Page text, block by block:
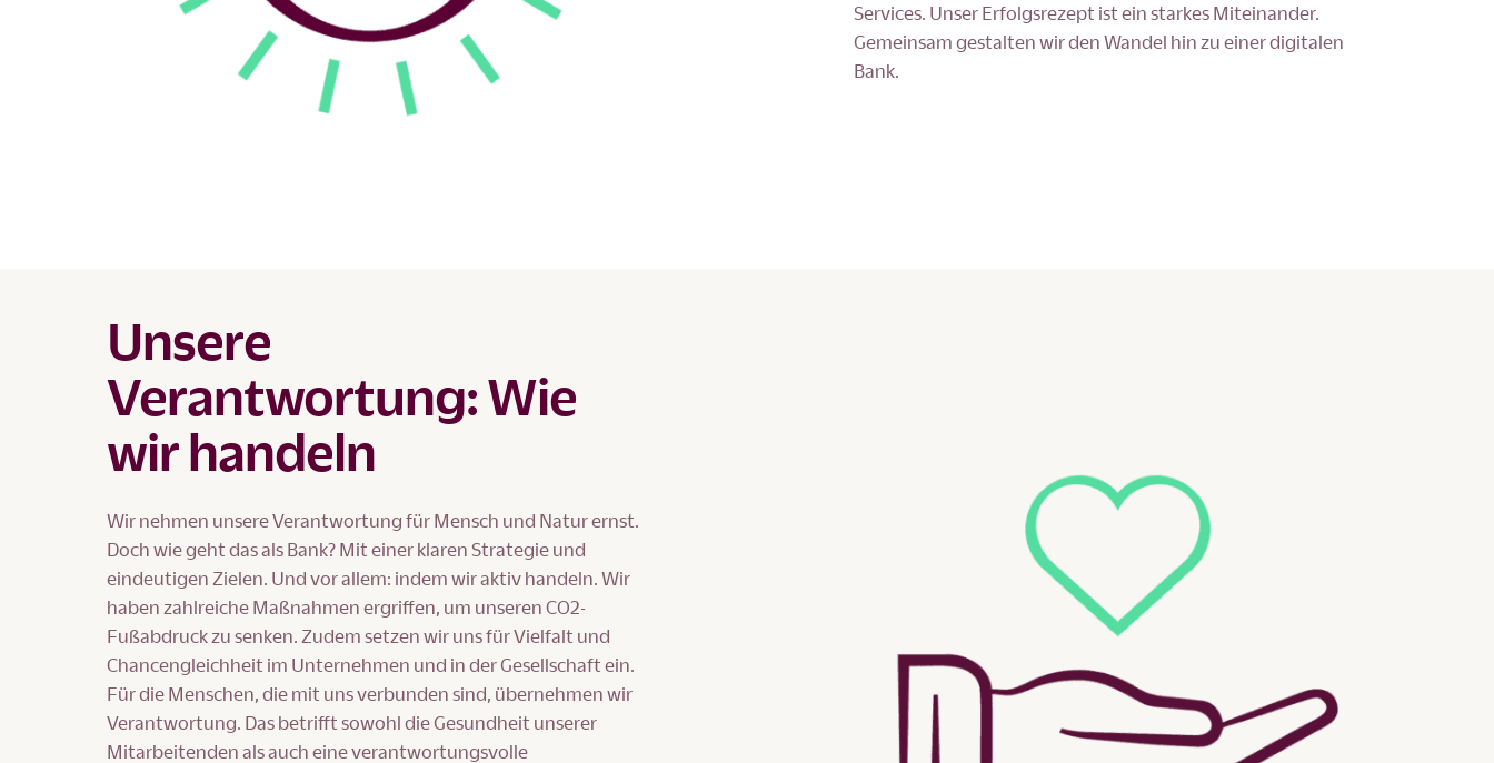
Services. Unser Erfolgsrezept ist ein starkes Miteinander.
Gemeinsam gestalten wir den Wandel hin zu einer digitalen
Bank.
Unsere
Verantwortung: Wie
wir handeln
Wir nehmen unsere Verantwortung für Mensch und Natur ernst.
Doch wie geht das als Bank? Mit einer klaren Strategie und
eindeutigen Zielen. Und vor allem: indem wir aktiv handeln. Wir
haben zahlreiche Maßnahmen ergriffen, um unseren CO2-
Fußabdruck zu senken. Zudem setzen wir uns für Vielfalt und
Chancengleichheit im Unternehmen und in der Gesellschaft ein.
Für die Menschen, die mit uns verbunden sind, übernehmen wir
Verantwortung. Das betrifft sowohl die Gesundheit unserer
Mitarbeitenden als auch eine verantwortungsvolle